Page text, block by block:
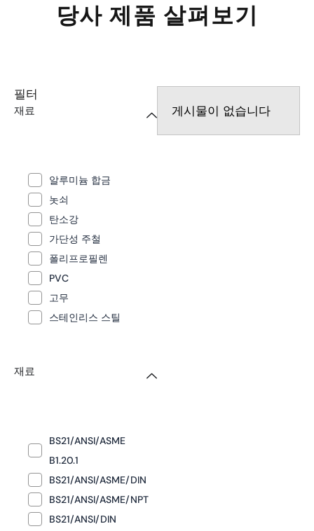
당사 제품 살펴보기
필터
재료
알루미늄 합금
놋쇠
탄소강
가단성 주철
폴리프로필렌
PVC
고무
스테인리스 스틸
재료
BS21/ANSI/ASME
B1.20.1
BS21/ANSI/ASME/DIN
BS21/ANSI/ASME/NPT
BS21/ANSI/DIN
게시물이 없습니다